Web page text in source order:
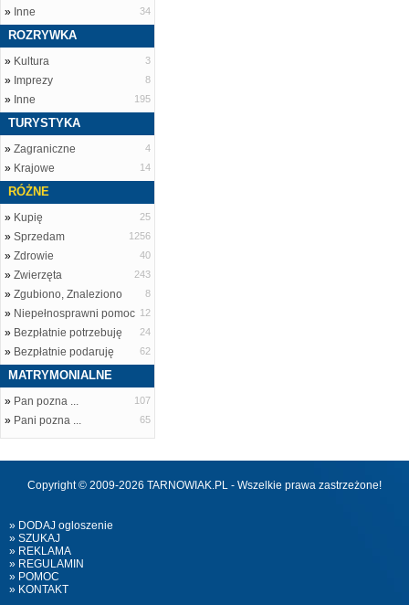
» Inne 34
ROZRYWKA
» Kultura 3
» Imprezy 8
» Inne 195
TURYSTYKA
» Zagraniczne 4
» Krajowe 14
RÓŻNE
» Kupię 25
» Sprzedam 1256
» Zdrowie 40
» Zwierzęta 243
» Zgubiono, Znaleziono 8
» Niepełnosprawni pomoc 12
» Bezpłatnie potrzebuję 24
» Bezpłatnie podaruję 62
MATRYMONIALNE
» Pan pozna ... 107
» Pani pozna ... 65
Copyright © 2009-2026 TARNOWIAK.PL - Wszelkie prawa zastrzeżone!
» DODAJ ogloszenie
» SZUKAJ
» REKLAMA
» REGULAMIN
» POMOC
» KONTAKT